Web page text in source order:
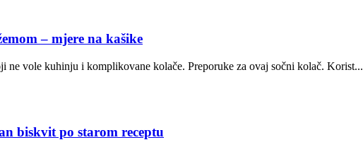
– mjere na kašike
ne vole kuhinju i komplikovane kolače. Preporuke za ovaj sočni kolač. Korist...
biskvit po starom receptu